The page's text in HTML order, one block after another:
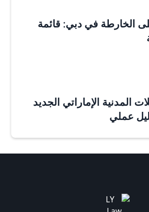
الخارطة في دبي: قائمة
المدنية الإماراتي الجديد